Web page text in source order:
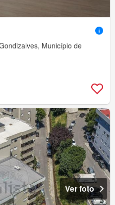
Município de
Ver foto